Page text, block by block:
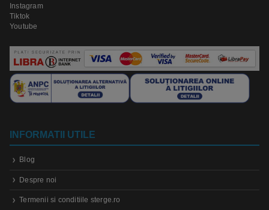
Instagram
Tiktok
Youtube
INFORMATII UTILE
Blog
Despre noi
Termenii si conditiile sterge.ro